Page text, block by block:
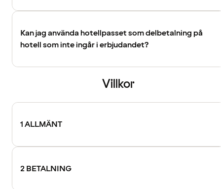
Kan jag använda hotellpasset som delbetalning på
hotell som inte ingår i erbjudandet?
Villkor
1 ALLMÄNT
2 BETALNING